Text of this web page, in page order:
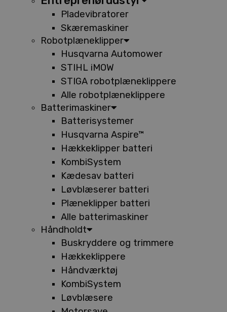
Pladevibratorer
Skæremaskiner
Robotplæneklipper
Husqvarna Automower
STIHL iMOW
STIGA robotplæneklippere
Alle robotplæneklippere
Batterimaskiner
Batterisystemer
Husqvarna Aspire™
Hækkeklipper batteri
KombiSystem
Kædesav batteri
Løvblæserer batteri
Plæneklipper batteri
Alle batterimaskiner
Håndholdt
Buskryddere og trimmere
Hækkeklippere
Håndværktøj
KombiSystem
Løvblæsere